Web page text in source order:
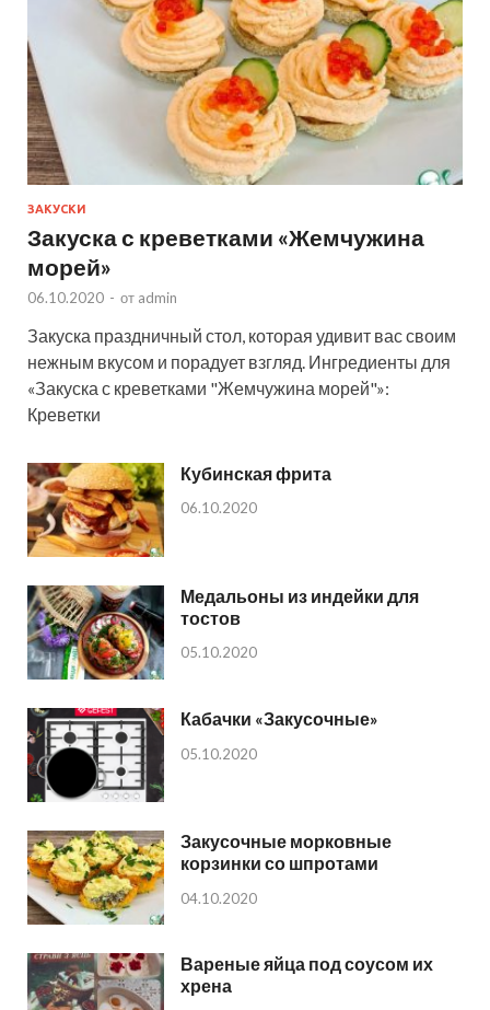
ЗАКУСКИ
Закуска с креветками «Жемчужина
морей»
06.10.2020 - от admin
Закуска праздничный стол, которая удивит вас своим
нежным вкусом и порадует взгляд. Ингредиенты для
«Закуска с креветками "Жемчужина морей"»:
Креветки
Кубинская фрита
06.10.2020
Медальоны из индейки для
тостов
05.10.2020
Кабачки «Закусочные»
05.10.2020
Закусочные морковные
корзинки со шпротами
04.10.2020
Вареные яйца под соусом их
хрена